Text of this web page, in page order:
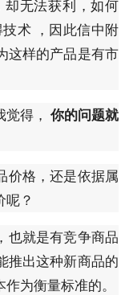
却无法获利，如何
术 ，因此信中附
这样的产品是有市
得， 你的问题就
价格，还是依据属
呢？
也就是有竞争商品
推出这种新商品的
为衡量标准的。